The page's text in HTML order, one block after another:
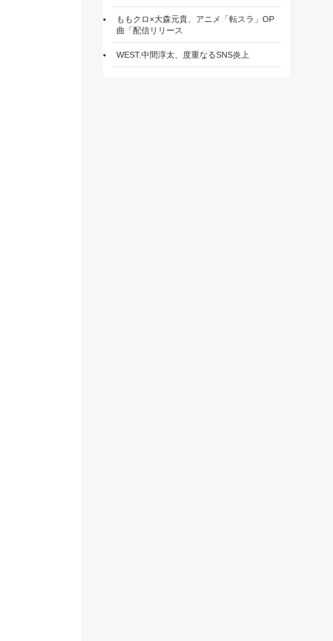
ももクロ×大森元貴、アニメ「転スラ」OP
曲「配信リリース
WEST.中間淳太、度重なるSNS炎上